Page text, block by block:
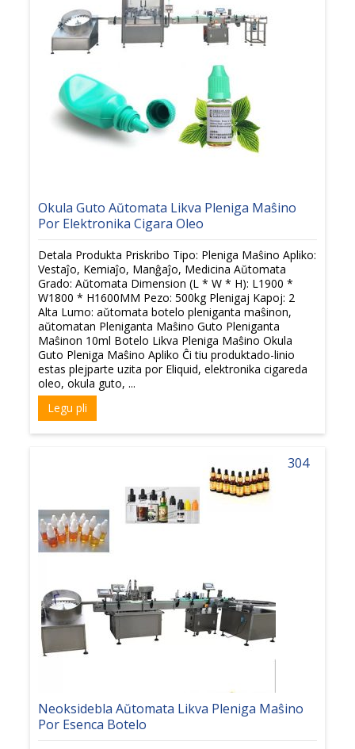
Okula Guto Aŭtomata Likva Pleniga Maŝino
Por Elektronika Cigara Oleo
Detala Produkta Priskribo Tipo: Pleniga Maŝino Apliko:
Vestaĵo, Kemiaĵo, Manĝaĵo, Medicina Aŭtomata
Grado: Aŭtomata Dimension (L * W * H): L1900 *
W1800 * H1600MM Pezo: 500kg Plenigaj Kapoj: 2
Alta Lumo: aŭtomata botelo pleniganta maŝinon,
aŭtomatan Pleniganta Maŝino Guto Pleniganta
Maŝinon 10ml Botelo Likva Pleniga Maŝino Okula
Guto Pleniga Maŝino Apliko Ĉi tiu produktado-linio
estas plejparte uzita por Eliquid, elektronika cigareda
oleo, okula guto, ...
Legu pli
304
Neoksidebla Aŭtomata Likva Pleniga Maŝino
Por Esenca Botelo